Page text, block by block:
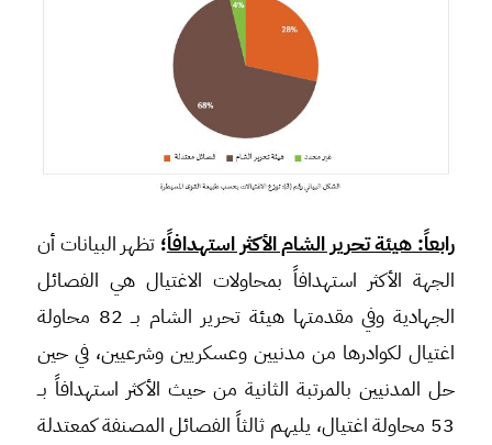
رابعاً: هيئة تحرير الشام الأكثر استهدافاً؛ تظهر البيانات أن
الجهة الأكثر استهدافاً بمحاولات الاغتيال هي الفصائل
الجهادية وفي مقدمتها هيئة تحرير الشام بــ 82 محاولة
اغتيال لكوادرها من مدنيين وعسكريين وشرعيين، في حين
حل المدنيين بالمرتبة الثانية من حيث الأكثر استهدافاً بــ
53 محاولة اغتيال، يليهم ثالثاً الفصائل المصنفة كمعتدلة